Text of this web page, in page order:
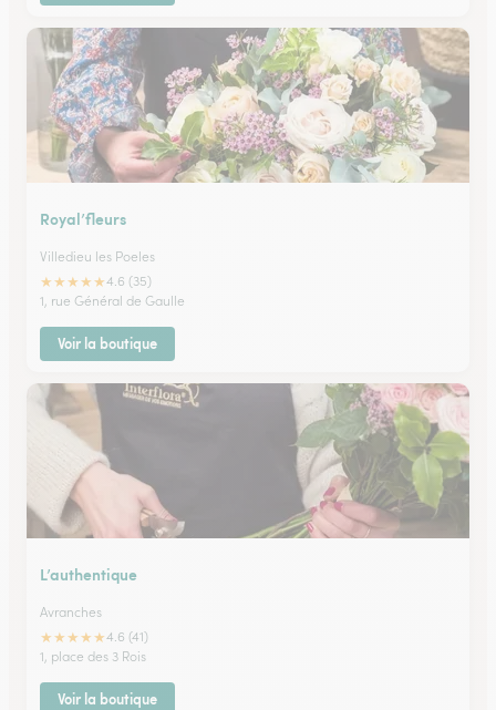
Royal’fleurs
Villedieu les Poeles
★★★★★4.6 (35)
1, rue Général de Gaulle
Voir la boutique
L’authentique
Avranches
★★★★★4.6 (41)
1, place des 3 Rois
Voir la boutique